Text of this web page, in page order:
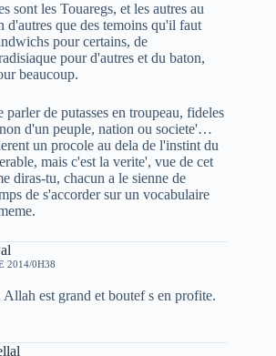
sont les Touaregs, et les autres au
d'autres que des temoins qu'il faut
pour certains, de
pour d'autres et du baton,
beaucoup.
de putasses en troupeau, fideles
d'un peuple, nation ou societe'…
un procole au dela de l'instint du
mais c'est la verite', vue de cet
diras-tu, chacun a le sienne de
de s'accorder sur un vocabulaire
2014/0H38
Allah est grand et boutef s en profite.